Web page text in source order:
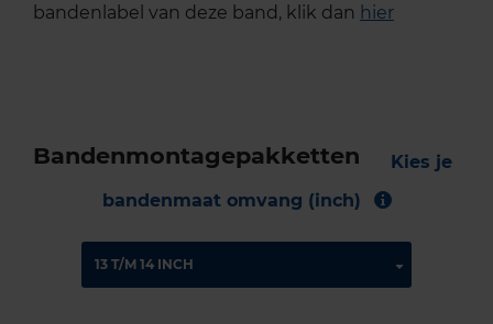
bandenlabel van deze band, klik dan hier
Bandenmontagepakketten
Kies je
bandenmaat omvang (inch)